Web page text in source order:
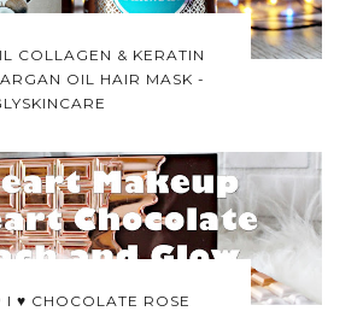
COLLAGEN & KERATIN
OIL HAIR MASK -
I ♥ CHOCOLATE ROSE